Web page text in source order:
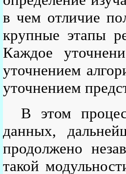
в чем отличие
крупные этапы
Каждое
уточнением
уточнением
В этом
данных,
продолжено
такой